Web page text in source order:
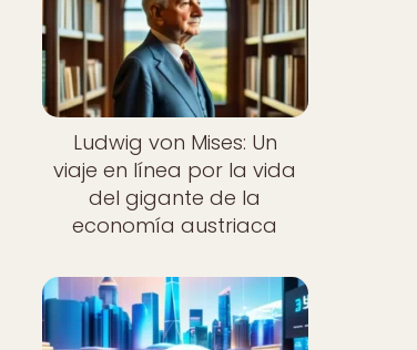
Ludwig von Mises: Un
viaje en línea por la vida
del gigante de la
economía austriaca